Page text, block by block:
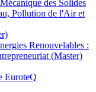
des Solides
Pollution de l'Air et
Renouvelables :
(Master)
EuroteQ